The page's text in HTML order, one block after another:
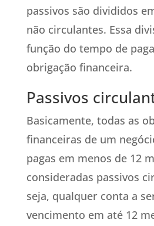
passivos são divididos
não circulantes. Essa
função do tempo de
obrigação financeira.
Passivos
Basicamente, todas as
financeiras de um
pagas em menos de 12
consideradas passivos
seja, qualquer conta a
vencimento em até 12